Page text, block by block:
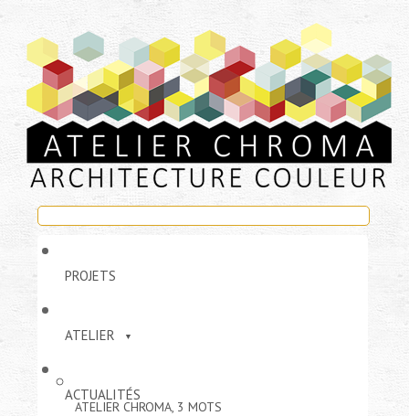
PROJETS
ATELIER
ATELIER CHROMA, 3 MOTS
ACTUALITÉS